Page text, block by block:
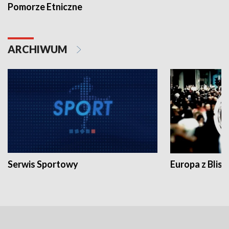
Pomorze Etniczne
ARCHIWUM
Serwis Sportowy Europa z